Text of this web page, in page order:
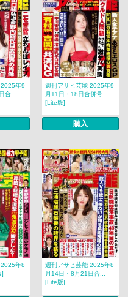
年9
合...
週刊アサヒ芸能 2025年9
月11日・18日合併号
[Lite版]
購入
年8
]
週刊アサヒ芸能 2025年8
月14日・8月21日合...
[Lite版]